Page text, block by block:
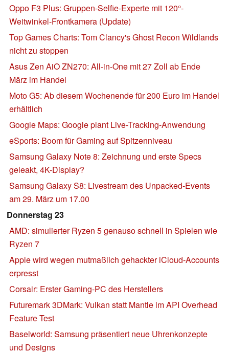
Oppo F3 Plus: Gruppen-Selfie-Experte mit 120°-
Weitwinkel-Frontkamera (Update)
Top Games Charts: Tom Clancy's Ghost Recon Wildlands
nicht zu stoppen
Asus Zen AiO ZN270: All-in-One mit 27 Zoll ab Ende
März im Handel
Moto G5: Ab diesem Wochenende für 200 Euro im Handel
erhältlich
Google Maps: Google plant Live-Tracking-Anwendung
eSports: Boom für Gaming auf Spitzenniveau
Samsung Galaxy Note 8: Zeichnung und erste Specs
geleakt, 4K-Display?
Samsung Galaxy S8: Livestream des Unpacked-Events
am 29. März um 17.00
Donnerstag 23
AMD: simulierter Ryzen 5 genauso schnell in Spielen wie
Ryzen 7
Apple wird wegen mutmaßlich gehackter iCloud-Accounts
erpresst
Corsair: Erster Gaming-PC des Herstellers
Futuremark 3DMark: Vulkan statt Mantle im API Overhead
Feature Test
Baselworld: Samsung präsentiert neue Uhrenkonzepte
und Designs